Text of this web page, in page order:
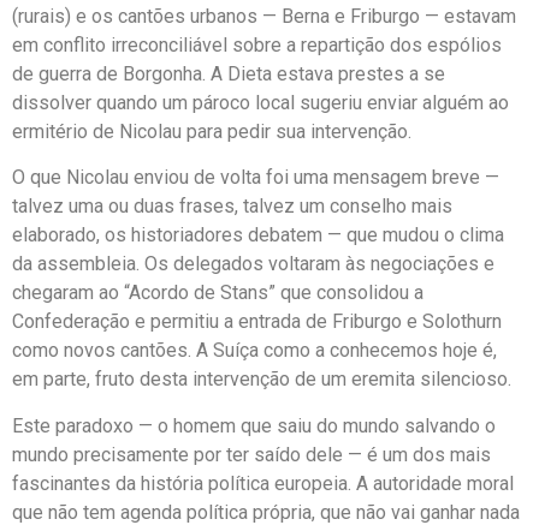
(rurais) e os cantões urbanos — Berna e Friburgo — estavam
em conflito irreconciliável sobre a repartição dos espólios
de guerra de Borgonha. A Dieta estava prestes a se
dissolver quando um pároco local sugeriu enviar alguém ao
ermitério de Nicolau para pedir sua intervenção.
O que Nicolau enviou de volta foi uma mensagem breve —
talvez uma ou duas frases, talvez um conselho mais
elaborado, os historiadores debatem — que mudou o clima
da assembleia. Os delegados voltaram às negociações e
chegaram ao “Acordo de Stans” que consolidou a
Confederação e permitiu a entrada de Friburgo e Solothurn
como novos cantões. A Suíça como a conhecemos hoje é,
em parte, fruto desta intervenção de um eremita silencioso.
Este paradoxo — o homem que saiu do mundo salvando o
mundo precisamente por ter saído dele — é um dos mais
fascinantes da história política europeia. A autoridade moral
que não tem agenda política própria, que não vai ganhar nada